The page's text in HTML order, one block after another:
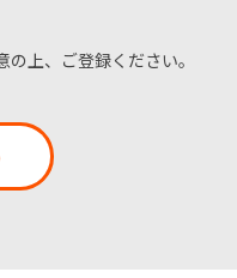
の上、ご登録ください。